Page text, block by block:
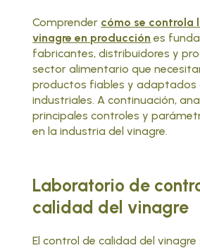
Comprender cómo se controla
vinagre en producción es
fabricantes, distribuidores y
sector alimentario que
productos fiables y adaptados
industriales. A continuación,
principales controles y
en la industria del vinagre.
Laboratorio de
calidad del vinagre
El control de calidad del vinagre